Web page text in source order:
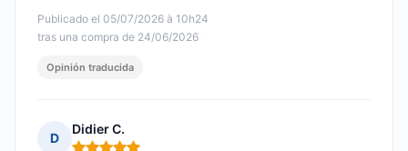
Publicado el 05/07/2026 à 10h24
tras una compra de 24/06/2026
Opinión traducida
D
Didier C.